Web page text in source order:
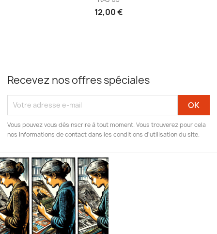
12,00 €
Recevez nos offres spéciales
Vous pouvez vous désinscrire à tout moment. Vous trouverez pour cela
nos informations de contact dans les conditions d'utilisation du site.